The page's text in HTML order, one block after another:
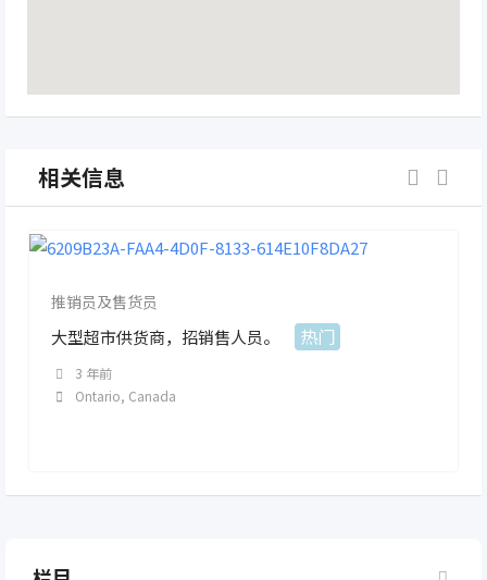
相关信息
推销员及售货员
大型超市供货商，招销售人员。 热门
3 年前
Ontario, Canada